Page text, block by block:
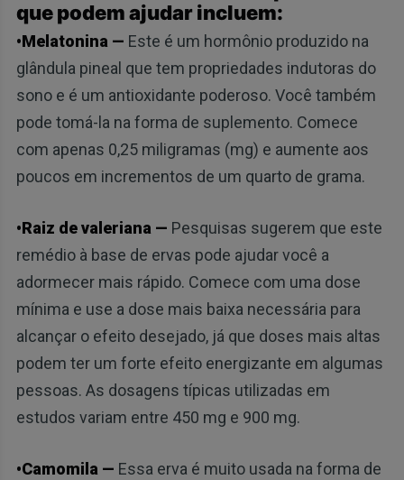
que podem ajudar incluem:
•Melatonina — Este é um hormônio produzido na
glândula pineal que tem propriedades indutoras do
sono e é um antioxidante poderoso. Você também
pode tomá-la na forma de suplemento. Comece
com apenas 0,25 miligramas (mg) e aumente aos
poucos em incrementos de um quarto de grama.
•Raiz de valeriana — Pesquisas sugerem que este
remédio à base de ervas pode ajudar você a
adormecer mais rápido. Comece com uma dose
mínima e use a dose mais baixa necessária para
alcançar o efeito desejado, já que doses mais altas
podem ter um forte efeito energizante em algumas
pessoas. As dosagens típicas utilizadas em
estudos variam entre 450 mg e 900 mg.
•Camomila — Essa erva é muito usada na forma de